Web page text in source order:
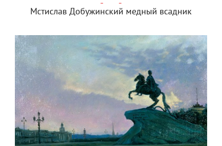
Мстислав Добужинский медный всадник